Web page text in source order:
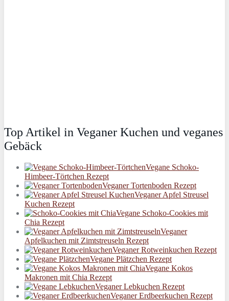
Top Artikel in Veganer Kuchen und veganes
Gebäck
Vegane Schoko-
Himbeer-Törtchen Rezept
Veganer Tortenboden Rezept
Veganer Apfel Streusel
Kuchen Rezept
Vegane Schoko-Cookies mit
Chia Rezept
Veganer
Apfelkuchen mit Zimtstreuseln Rezept
Veganer Rotweinkuchen Rezept
Vegane Plätzchen Rezept
Vegane Kokos
Makronen mit Chia Rezept
Veganer Lebkuchen Rezept
Veganer Erdbeerkuchen Rezept